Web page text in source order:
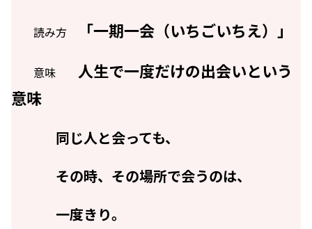
読み方 「一期一会（いちごいちえ）」
意味 人生で一度だけの出会いという
意味
同じ人と会っても、
その時、その場所で会うのは、
一度きり。